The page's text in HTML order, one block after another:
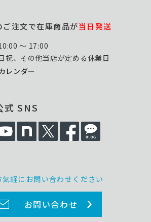
ご注文で在庫商品が当日発送
～ 17:00
祝、その他当店が定める休業日
レンダー
式 SNS
気軽にお問い合わせください
お問い合わせ